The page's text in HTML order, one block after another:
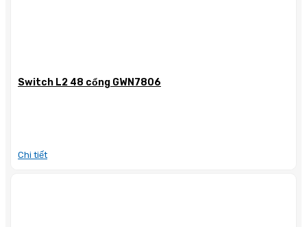
Switch L2 48 cổng GWN7806
Chi tiết